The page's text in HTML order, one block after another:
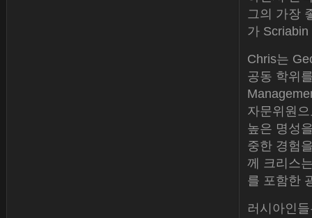
그의 가장
가
Chris는
공동 학위
자문위원
높은 명성
중한 경험
께 크리스
를 포함한
러시아인